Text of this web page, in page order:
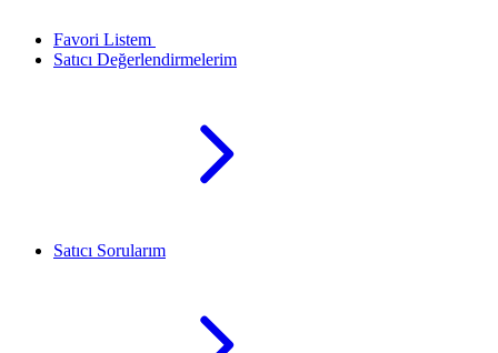
Favori Listem
Satıcı Değerlendirmelerim
Satıcı Sorularım